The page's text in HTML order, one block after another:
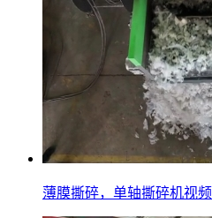
薄膜撕碎，单轴撕碎机视频